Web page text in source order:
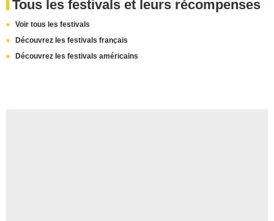
Tous les festivals et leurs récompenses
Voir tous les festivals
Découvrez les festivals français
Découvrez les festivals américains